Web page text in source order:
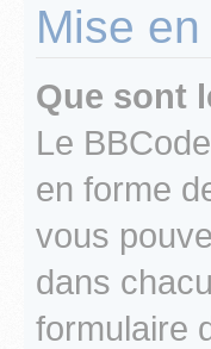
Mise
Que sont
Le
en forme
vous
dans
formulaire